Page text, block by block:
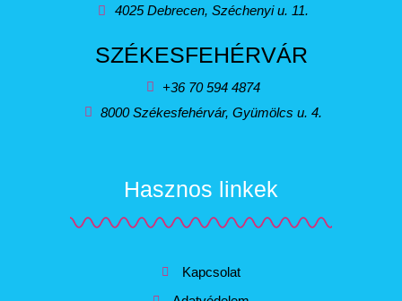
4025 Debrecen, Széchenyi u. 11.
SZÉKESFEHÉRVÁR
+36 70 594 4874
8000 Székesfehérvár, Gyümölcs u. 4.
Hasznos linkek
Kapcsolat